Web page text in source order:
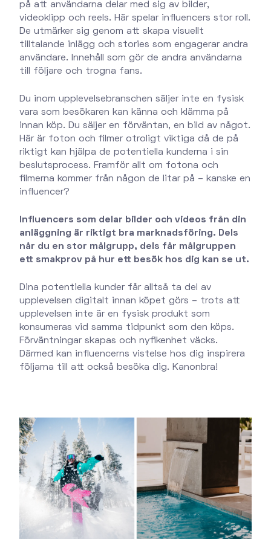
på att användarna delar med sig av bilder,
videoklipp och reels. Här spelar influencers stor roll.
De utmärker sig genom att skapa visuellt
tilltalande inlägg och stories som engagerar andra
användare. Innehåll som gör de andra användarna
till följare och trogna fans.
Du inom upplevelsebranschen säljer inte en fysisk
vara som besökaren kan känna och klämma på
innan köp. Du säljer en förväntan, en bild av något.
Här är foton och filmer otroligt viktiga då de på
riktigt kan hjälpa de potentiella kunderna i sin
beslutsprocess. Framför allt om fotona och
filmerna kommer från någon de litar på – kanske en
influencer?
Influencers som delar bilder och videos från din
anläggning är riktigt bra marknadsföring. Dels
når du en stor målgrupp, dels får målgruppen
ett smakprov på hur ett besök hos dig kan se ut.
Dina potentiella kunder får alltså ta del av
upplevelsen digitalt innan köpet görs – trots att
upplevelsen inte är en fysisk produkt som
konsumeras vid samma tidpunkt som den köps.
Förväntningar skapas och nyfikenhet väcks.
Därmed kan influencerns vistelse hos dig inspirera
följarna till att också besöka dig. Kanonbra!